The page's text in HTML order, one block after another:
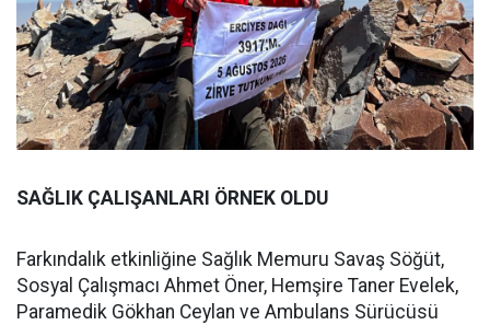
SAĞLIK ÇALIŞANLARI ÖRNEK OLDU
Farkındalık etkinliğine Sağlık Memuru Savaş Söğüt,
Sosyal Çalışmacı Ahmet Öner, Hemşire Taner Evelek,
Paramedik Gökhan Ceylan ve Ambulans Sürücüsü